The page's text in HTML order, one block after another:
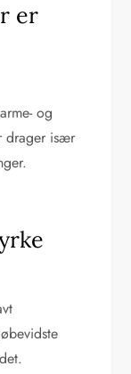
er
og
drager især